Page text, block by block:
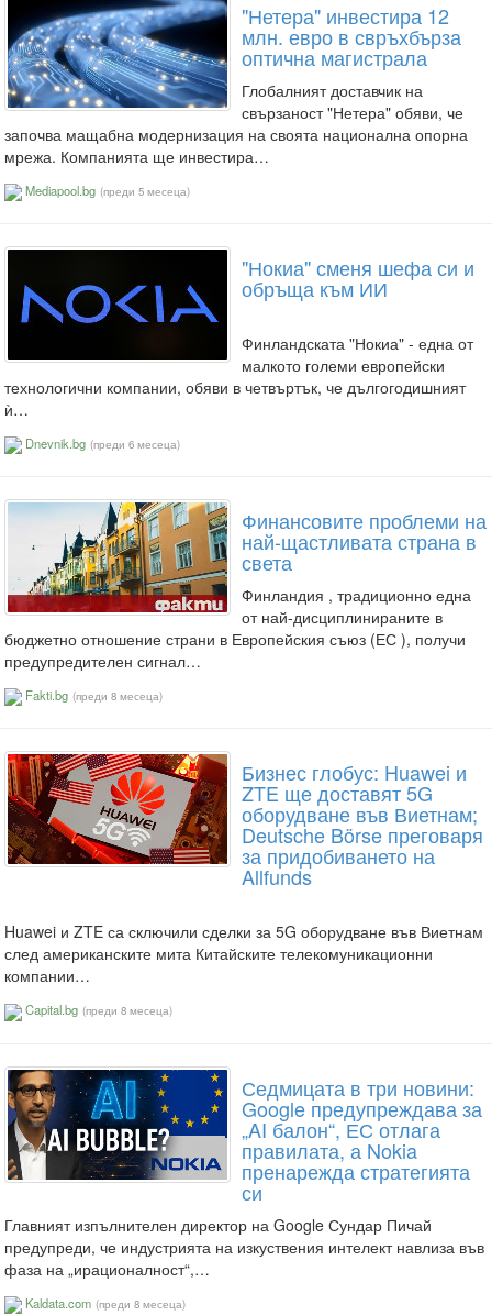
"Нетера" инвестира 12
млн. евро в свръхбърза
оптична магистрала
Глобалният доставчик на
свързаност "Нетера" обяви, че
започва мащабна модернизация на своята национална опорна
мрежа. Компанията ще инвестира…
Mediapool.bg (преди 5 месеца)
"Нокиа" сменя шефа си и
обръща към ИИ
Финландската "Нокиа" - една от
малкото големи европейски
технологични компании, обяви в четвъртък, че дългогодишният
ѝ…
Dnevnik.bg (преди 6 месеца)
Финансовите проблеми на
най-щастливата страна в
света
Финландия , традиционно една
от най-дисциплинираните в
бюджетно отношение страни в Европейския съюз (ЕС ), получи
предупредителен сигнал…
Fakti.bg (преди 8 месеца)
Бизнес глобус: Huawei и
ZTE ще доставят 5G
оборудване във Виетнам;
Deutsche Börse преговаря
за придобиването на
Allfunds
Huawei и ZTE са сключили сделки за 5G оборудване във Виетнам
след американските мита Китайските телекомуникационни
компании…
Capital.bg (преди 8 месеца)
Седмицата в три новини:
Google предупреждава за
„AI балон“, ЕС отлага
правилата, а Nokia
пренарежда стратегията
си
Главният изпълнителен директор на Google Сундар Пичай
предупреди, че индустрията на изкуствения интелект навлиза във
фаза на „ирационалност“,…
Kaldata.com (преди 8 месеца)